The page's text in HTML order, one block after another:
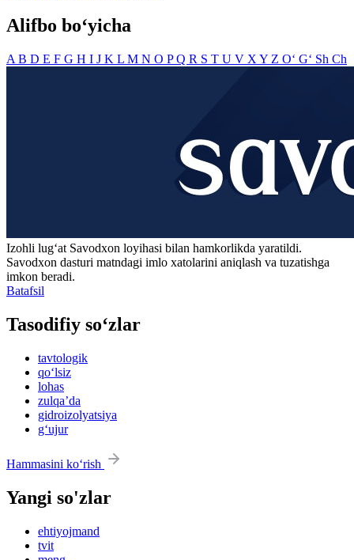
Alifbo bo‘yicha
A B D E F G H I J K L M N O PQ R S T U V X Y Z O‘ G‘ Sh Ch
Izohli lugʻat Savodxon loyihasi bilan hamkorlikda yaratildi.
Savodxon dasturi matndagi imlo xatolarini aniqlash va tuzatishga
imkon beradi.
Batafsil
Tasodifiy so‘zlar
tavtologik
qo‘lsiz
lohas
zulqaʼda
gidroizolyatsiya
g‘ujur
Hammasini ko‘rish
Yangi so'zlar
ehtiyojmand
tvit